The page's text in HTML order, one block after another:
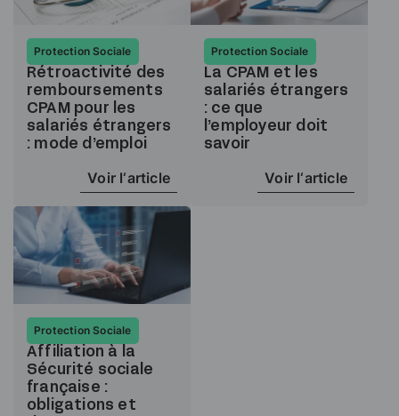
Protection Sociale
Rétroactivité des
remboursements
CPAM pour les
salariés étrangers
: mode d’emploi
Voir l‘article
Protection Sociale
La CPAM et les
salariés étrangers
: ce que
l’employeur doit
savoir
Voir l‘article
Protection Sociale
Affiliation à la
Sécurité sociale
française :
obligations et